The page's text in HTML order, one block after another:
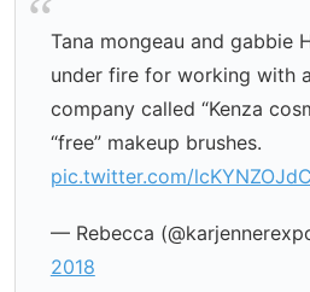
Tana mongeau and gabbie
under fire for working with
company called “Kenza
“free” makeup brushes.
pic.twitter.com/lcKYNZOJdC
— Rebecca
2018